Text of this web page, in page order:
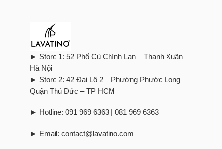
► Store 1: 52 Phố Cù Chính Lan – Thanh Xuân –
Hà Nội
► Store 2: 42 Đại Lộ 2 – Phường Phước Long –
Quận Thủ Đức – TP HCM
► Hotline: 091 969 6363 | 081 969 6363
► Email: contact@lavatino.com